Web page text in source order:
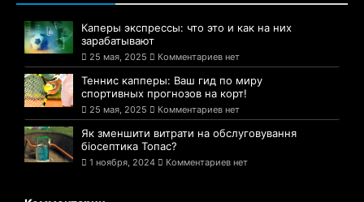
Каперы экспрессы: что это и как на них
зарабатывают
25 мая, 2025 Комментариев нет
Теннис капперы: Ваш гид по миру
спортивных прогнозов на корт!
25 мая, 2025 Комментариев нет
Як зменшити витрати на обслуговування
біосептика Топас?
1 ноября, 2024 Комментариев нет